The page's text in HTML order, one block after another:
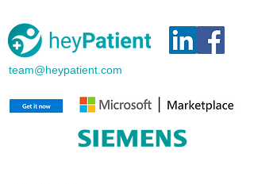
team@heypatient.com